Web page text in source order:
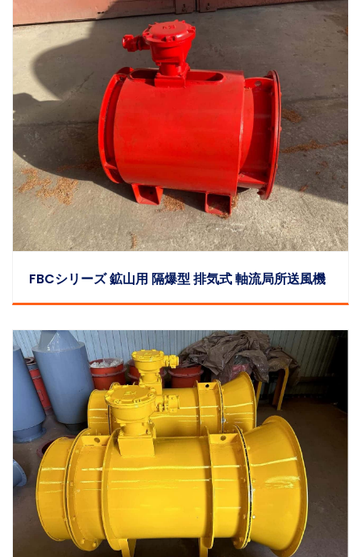
FBCシリーズ 鉱山用 隔爆型 排気式 軸流局所送風機